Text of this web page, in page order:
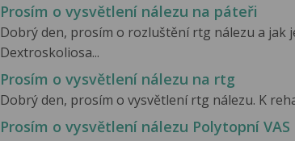
Prosím o vysvětlení nálezu na páteři
Dobrý den, prosím o rozluštění rtg nálezu a jak
Dextroskoliosa...
Prosím o vysvětlení nálezu na rtg
Dobrý den, prosím o vysvětlení rtg nálezu. K
Prosím o vysvětlení nálezu Polytopní VAS